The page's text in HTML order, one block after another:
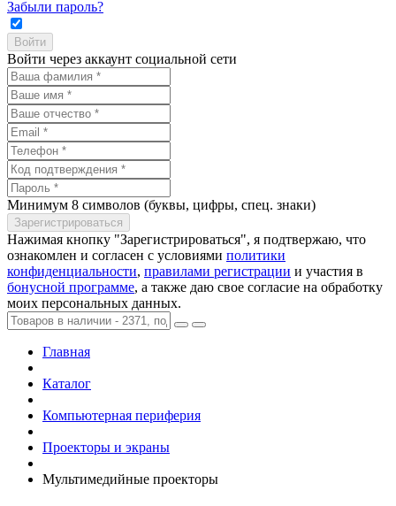
Забыли пароль?
Войти через аккаунт социальной сети
Минимум 8 символов (буквы, цифры, спец. знаки)
Нажимая кнопку "Зарегистрироваться", я подтвержаю, что
ознакомлен и согласен с условиями политики
конфиденциальности, правилами регистрации и участия в
бонусной программе, а также даю свое согласие на обработку
моих персональных данных.
Главная
Каталог
Компьютерная периферия
Проекторы и экраны
Мультимедийные проекторы